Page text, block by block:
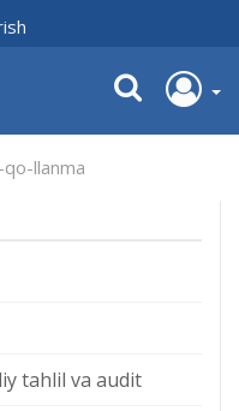
llanma
tahlil va audit